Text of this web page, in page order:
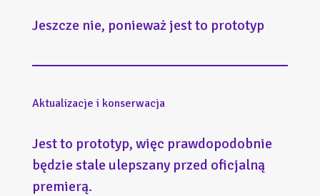
Jeszcze nie, ponieważ jest to prototyp
Aktualizacje i konserwacja
Jest to prototyp, więc prawdopodobnie
będzie stale ulepszany przed oficjalną
premierą.